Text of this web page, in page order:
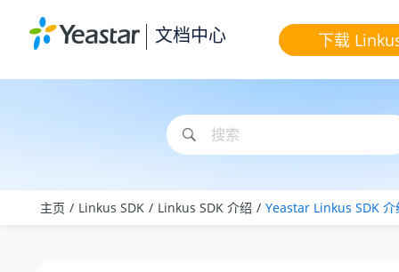
文档中心 下载
主页 Linkus SDK Linkus SDK 介绍 Yeastar Linkus SDK 介